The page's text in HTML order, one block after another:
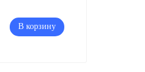
В корзину